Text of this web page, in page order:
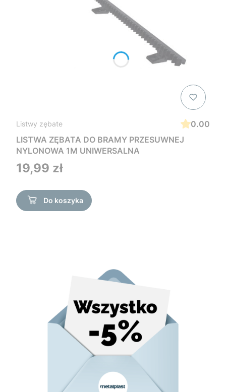
Listwy zębate
0.00
LISTWA ZĘBATA DO BRAMY PRZESUWNEJ
NYLONOWA 1M UNIWERSALNA
Cena
19,99 zł
Do koszyka